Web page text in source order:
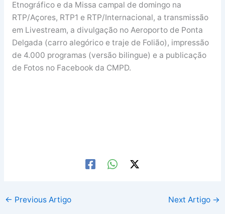
Etnográfico e da Missa campal de domingo na
RTP/Açores, RTP1 e RTP/Internacional, a transmissão
em Livestream, a divulgação no Aeroporto de Ponta
Delgada (carro alegórico e traje de Folião), impressão
de 4.000 programas (versão bilingue) e a publicação
de Fotos no Facebook da CMPD.
← Previous Artigo Next Artigo →